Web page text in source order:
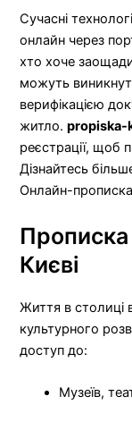
Сучасні
онлайн через
хто хоче
можуть
верифікацією
житло.propiska-
реєстрації, щоб
Дізнайтесь
Онлайн-прописка
Києві
Життя в столиці
культурного
доступ до:
Музеїв,